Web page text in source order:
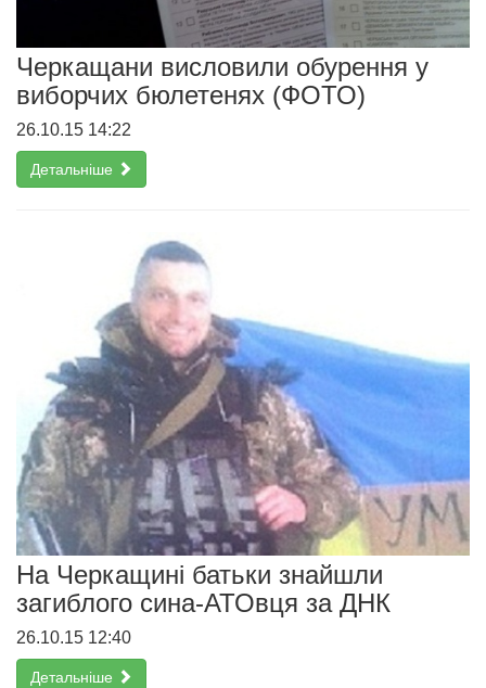
Черкащани висловили обурення у
виборчих бюлетенях (ФОТО)
26.10.15 14:22
Детальніше
На Черкащині батьки знайшли
загиблого сина-АТОвця за ДНК
26.10.15 12:40
Детальніше